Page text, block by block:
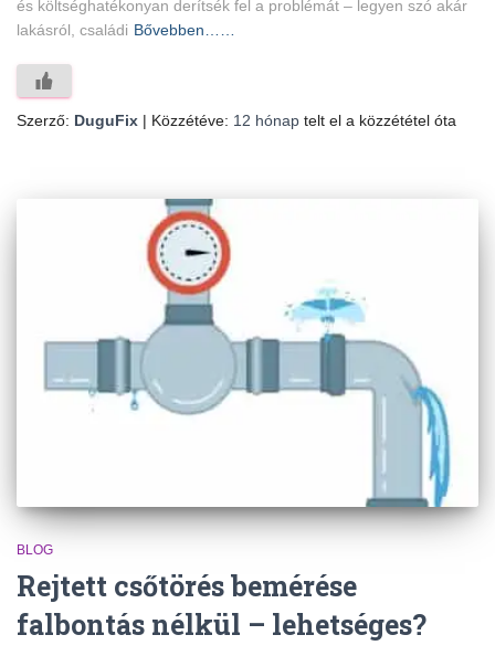
és költséghatékonyan derítsék fel a problémát – legyen szó akár
lakásról, családi Bővebben……
Szerző: DuguFix | Közzétéve: 12 hónap telt el a közzététel óta
BLOG
Rejtett csőtörés bemérése
falbontás nélkül – lehetséges?